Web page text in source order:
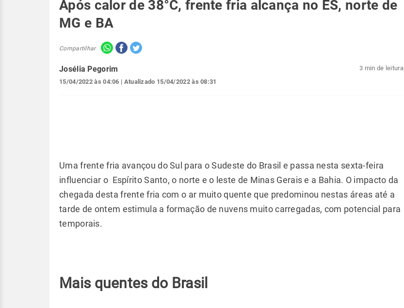
Após calor de 38°C, frente fria alcança no ES, norte de
MG e BA
Compartilhar
Josélia Pegorim
15/04/2022 às 04:06 | Atualizado 15/04/2022 às 08:31
3 min de leitura
Uma frente fria avançou do Sul para o Sudeste do Brasil e passa nesta sexta-feira
influenciar o Espírito Santo, o norte e o leste de Minas Gerais e a Bahia. O impacto da
chegada desta frente fria com o ar muito quente que predominou nestas áreas até a
tarde de ontem estimula a formação de nuvens muito carregadas, com potencial para
temporais.
Mais quentes do Brasil